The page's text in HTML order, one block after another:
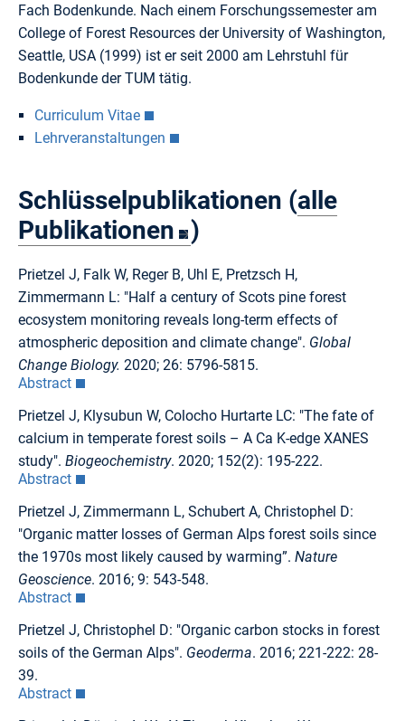
Fach Bodenkunde. Nach einem Forschungssemester am
College of Forest Resources der University of Washington,
Seattle, USA (1999) ist er seit 2000 am Lehrstuhl für
Bodenkunde der TUM tätig.
Curriculum Vitae
Lehrveranstaltungen
Schlüsselpublikationen (alle
Publikationen )
Prietzel J, Falk W, Reger B, Uhl E, Pretzsch H,
Zimmermann L: "Half a century of Scots pine forest
ecosystem monitoring reveals long-term effects of
atmospheric deposition and climate change". Global
Change Biology. 2020; 26: 5796-5815.
Abstract
Prietzel J, Klysubun W, Colocho Hurtarte LC: "The fate of
calcium in temperate forest soils – A Ca K-edge XANES
study". Biogeochemistry. 2020; 152(2): 195-222.
Abstract
Prietzel J, Zimmermann L, Schubert A, Christophel D:
"Organic matter losses of German Alps forest soils since
the 1970s most likely caused by warming”. Nature
Geoscience. 2016; 9: 543-548.
Abstract
Prietzel J, Christophel D: "Organic carbon stocks in forest
soils of the German Alps". Geoderma. 2016; 221-222: 28-
39.
Abstract